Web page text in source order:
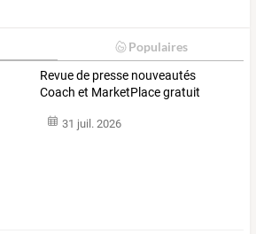
Populaires
Revue de presse nouveautés
Coach et MarketPlace gratuit
31 juil. 2026